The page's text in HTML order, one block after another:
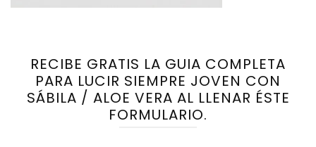
RECIBE GRATIS LA GUIA COMPLETA
PARA LUCIR SIEMPRE JOVEN CON
SÁBILA / ALOE VERA AL LLENAR ÉSTE
FORMULARIO.